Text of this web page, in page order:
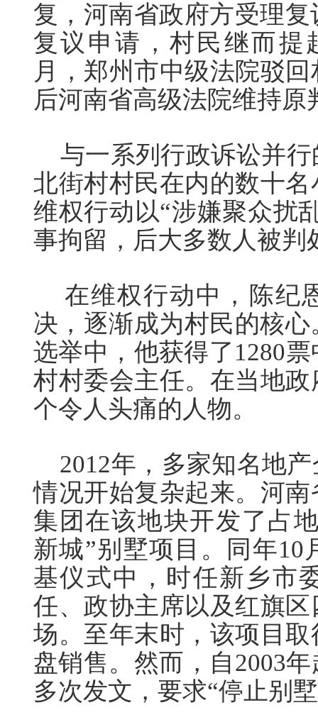
复，河南省政府方受理
复议申请，村民继而提
月，郑州市中级法院驳
后河南省高级法院维持原
与一系列行政诉讼并行
北街村村民在内的数十
维权行动以“涉嫌聚众扰
事拘留，后大多数人被判
在维权行动中，陈纪
决，逐渐成为村民的核
选举中，他获得了1280
村村委会主任。在当地
个令人头痛的人物。
2012年，多家知名地
情况开始复杂起来。河
集团在该地块开发了占
新城”别墅项目。同年10
基仪式中，时任新乡市
任、政协主席以及红旗
场。至年末时，该项目
盘销售。然而，自2003
多次发文，要求“停止别